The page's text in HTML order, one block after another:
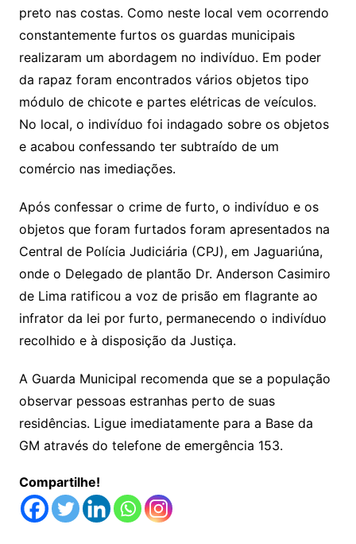
preto nas costas. Como neste local vem ocorrendo
constantemente furtos os guardas municipais
realizaram um abordagem no indivíduo. Em poder
da rapaz foram encontrados vários objetos tipo
módulo de chicote e partes elétricas de veículos.
No local, o indivíduo foi indagado sobre os objetos
e acabou confessando ter subtraído de um
comércio nas imediações.
Após confessar o crime de furto, o indivíduo e os
objetos que foram furtados foram apresentados na
Central de Polícia Judiciária (CPJ), em Jaguariúna,
onde o Delegado de plantão Dr. Anderson Casimiro
de Lima ratificou a voz de prisão em flagrante ao
infrator da lei por furto, permanecendo o indivíduo
recolhido e à disposição da Justiça.
A Guarda Municipal recomenda que se a população
observar pessoas estranhas perto de suas
residências. Ligue imediatamente para a Base da
GM através do telefone de emergência 153.
Compartilhe!